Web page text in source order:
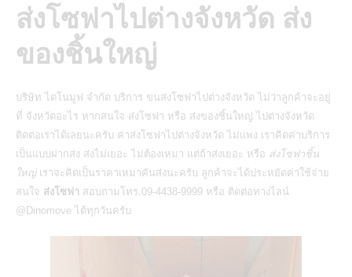
ส่งโซฟาไปต่างจังหวัด ส่ง
ของชิ้นใหญ่
บริษัท ไดโนมูฟ จำกัด บริการ ขนส่งโซฟาไปต่างจังหวัด ไม่ว่าลูกค้าจะอยู่
ที่ จังหวัดอะไร หากสนใจ ส่งโซฟา หรือ ส่งของชิ้นใหญ่ ไปต่างจังหวัด
ติดต่อเราได้เลยนะครับ ค่าส่งโซฟาไปต่างจังหวัด ไม่แพง เราคิดค่าบริการ
เป็นแบบฝากส่ง ส่งไม่เยอะ ไม่ต้องเหมา แต่ถ้าส่งเยอะ หรือ ส่งโซฟาชิ้น
ใหญ่เราจะคิดเป็นราคาเหมาคันส่งนะครับ ลูกค้าจะได้ประหยัดค่าใช้จ่าย
สนใจ ส่งโซฟา สอบถามโทร.09-4438-9999 หรือ ติดต่อทางไลน์
@Dinomove ได้ทุกวันครับ